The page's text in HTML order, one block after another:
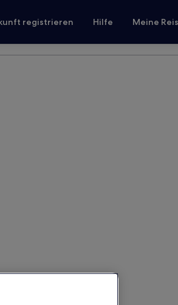
registrieren Hilfe Meine